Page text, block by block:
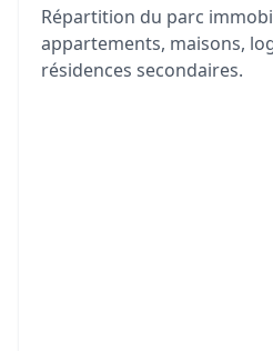
Répartition du parc
appartements, maisons,
résidences secondaires.